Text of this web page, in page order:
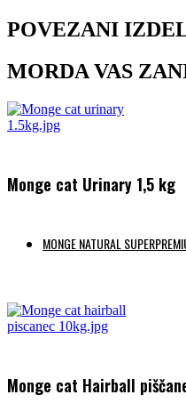
POVEZANI
MORDA VAS
Monge cat Urinary 1,5 kg
MONGE NATURAL
Monge cat Hairball